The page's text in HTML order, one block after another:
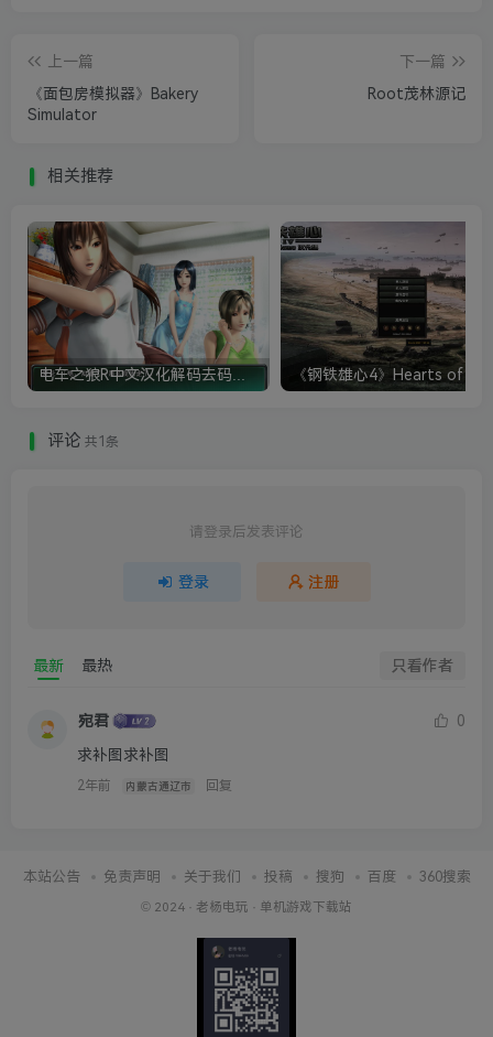
上一篇
《面包房模拟器》Bakery
Simulator
下一篇
Root茂林源记
相关推荐
评论 共1条
请登录后发表评论
登录 注册
最新 最热 只看作者
宛君
0
求补图求补图
2年前 内蒙古通辽市 回复
本站公告 免责声明 关于我们 投稿 搜狗 百度 360搜索
© 2024 · 老杨电玩 · 单机游戏下载站